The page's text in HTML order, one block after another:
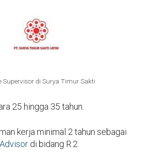
Supervisor di Surya Timur Sakti
25 hingga 35 tahun.
kerja minimal 2 tahun sebagai
di bidang R.2.